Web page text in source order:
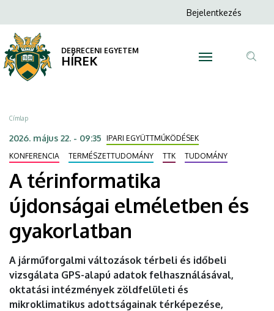
térinformatika
újdonságai
elméletben
és
gyakorlatban
DEBRECENI
EGYETEM
a
tartalomra
Anonim
menüje
Bejelentkezés
DEBRECENI EGYETEM
HÍREK
Morzsa
Címlap
2026. május 22. - 09:35 IPARI EGYÜTTMŰKÖDÉSEK
KONFERENCIA
TERMÉSZETTUDOMÁNY TTK TUDOMÁNY
A térinformatika
újdonságai elméletben és
gyakorlatban
A járműforgalmi változások térbeli és időbeli
vizsgálata GPS-alapú adatok felhasználásával,
oktatási intézmények zöldfelületi és
mikroklimatikus adottságainak térképezése,